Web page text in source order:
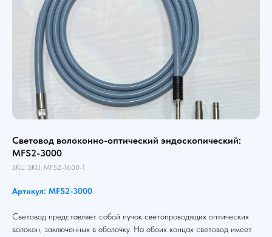
Световод волоконно-оптический эндоскопический:
MFS2-3000
SKU: SKU: MFS2-1600-1
Артикул: MFS2-3000
Световод представляет собой пучок светопроводящих оптических
волокон, заключенных в оболочку. На обоих концах световод имеет